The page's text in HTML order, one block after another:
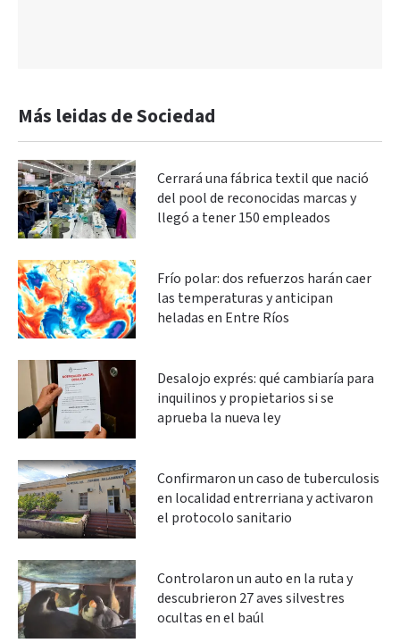
Más leidas de Sociedad
Cerrará una fábrica textil que nació
del pool de reconocidas marcas y
llegó a tener 150 empleados
Frío polar: dos refuerzos harán caer
las temperaturas y anticipan
heladas en Entre Ríos
Desalojo exprés: qué cambiaría para
inquilinos y propietarios si se
aprueba la nueva ley
Confirmaron un caso de tuberculosis
en localidad entrerriana y activaron
el protocolo sanitario
Controlaron un auto en la ruta y
descubrieron 27 aves silvestres
ocultas en el baúl